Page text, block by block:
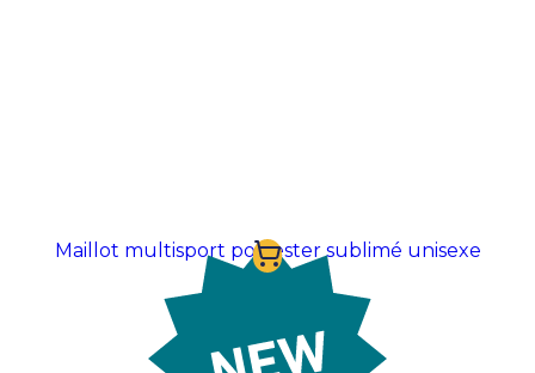
Maillot multisport polyester sublimé unisexe